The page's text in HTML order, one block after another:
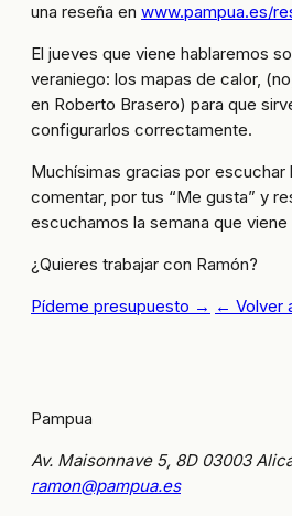
una reseña en www.pampua.es/
El jueves que viene hablaremos
veraniego: los mapas de calor,
en Roberto Brasero) para que
configurarlos correctamente.
Muchísimas gracias por escuchar
comentar, por tus “Me gusta” y
escuchamos la semana que
¿Quieres trabajar con Ramón?
Pídeme presupuesto → ← Volver
Pampua
Av. Maisonnave 5, 8D 03003
ramon@pampua.es